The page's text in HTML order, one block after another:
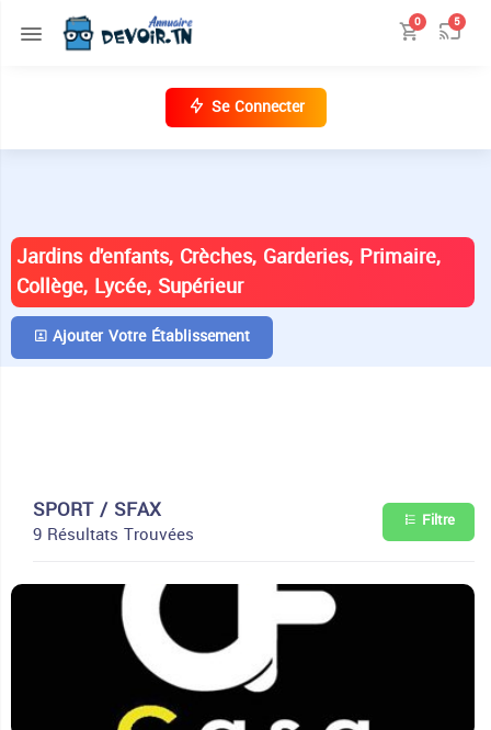
0 5
Se Connecter
Jardins d'enfants, Crèches, Garderies, Primaire,
Collège, Lycée, Supérieur
Ajouter Votre Établissement
SPORT / SFAX
9 Résultats Trouvées Filtre